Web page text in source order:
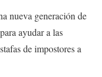
nueva generación de
ayudar a las
de impostores a